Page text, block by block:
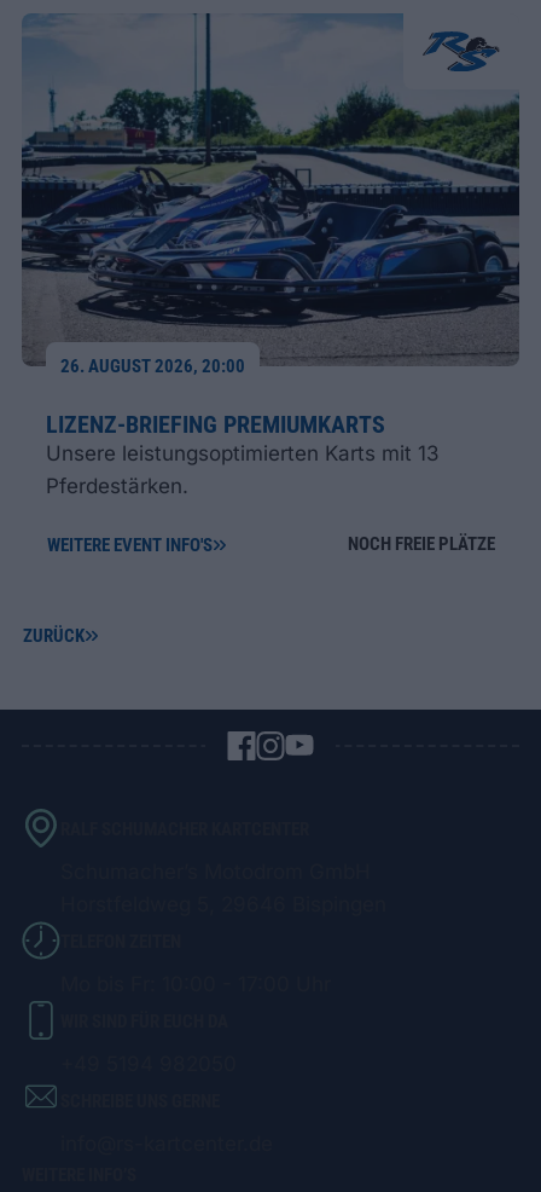
26. AUGUST 2026, 20:00
LIZENZ-BRIEFING PREMIUMKARTS
Unsere leistungsoptimierten Karts mit 13
Pferdestärken.
WEITERE EVENT INFO'S NOCH FREIE PLÄTZE
ZURÜCK